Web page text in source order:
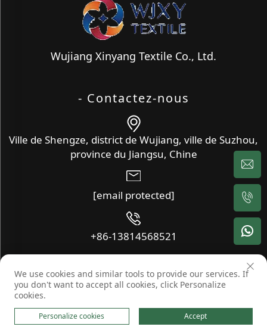
Wujiang Xinyang Textile Co., Ltd.
- Contactez-nous
Ville de Shengze, district de Wujiang, ville de Suzhou,
province du Jiangsu, Chine
[email protected]
+86-13814568521
Copyright © Wujiang Xinyang Textile Co., Ltd. Tous droits
BLOG Politique de confidentialité
We use cookies and similar tools to provide our services. If
you don't want to accept all cookies, click Personalize
cookies.
Personalize cookies Accept